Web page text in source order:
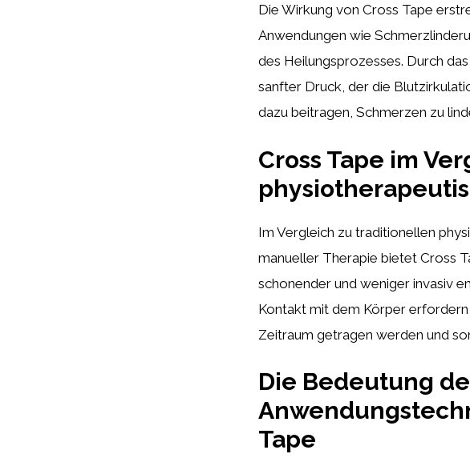
Die Wirkung von Cross Tape
Anwendungen wie
des Heilungsprozesses. Durch
sanfter Druck, der die
dazu beitragen, Schmerzen zu
Cross Tape im
Im Vergleich zu traditionellen
manueller Therapie bietet Cross
schonender und weniger invasiv
Kontakt mit dem Körper
Zeitraum getragen werden und
Die Bedeutung
Tape